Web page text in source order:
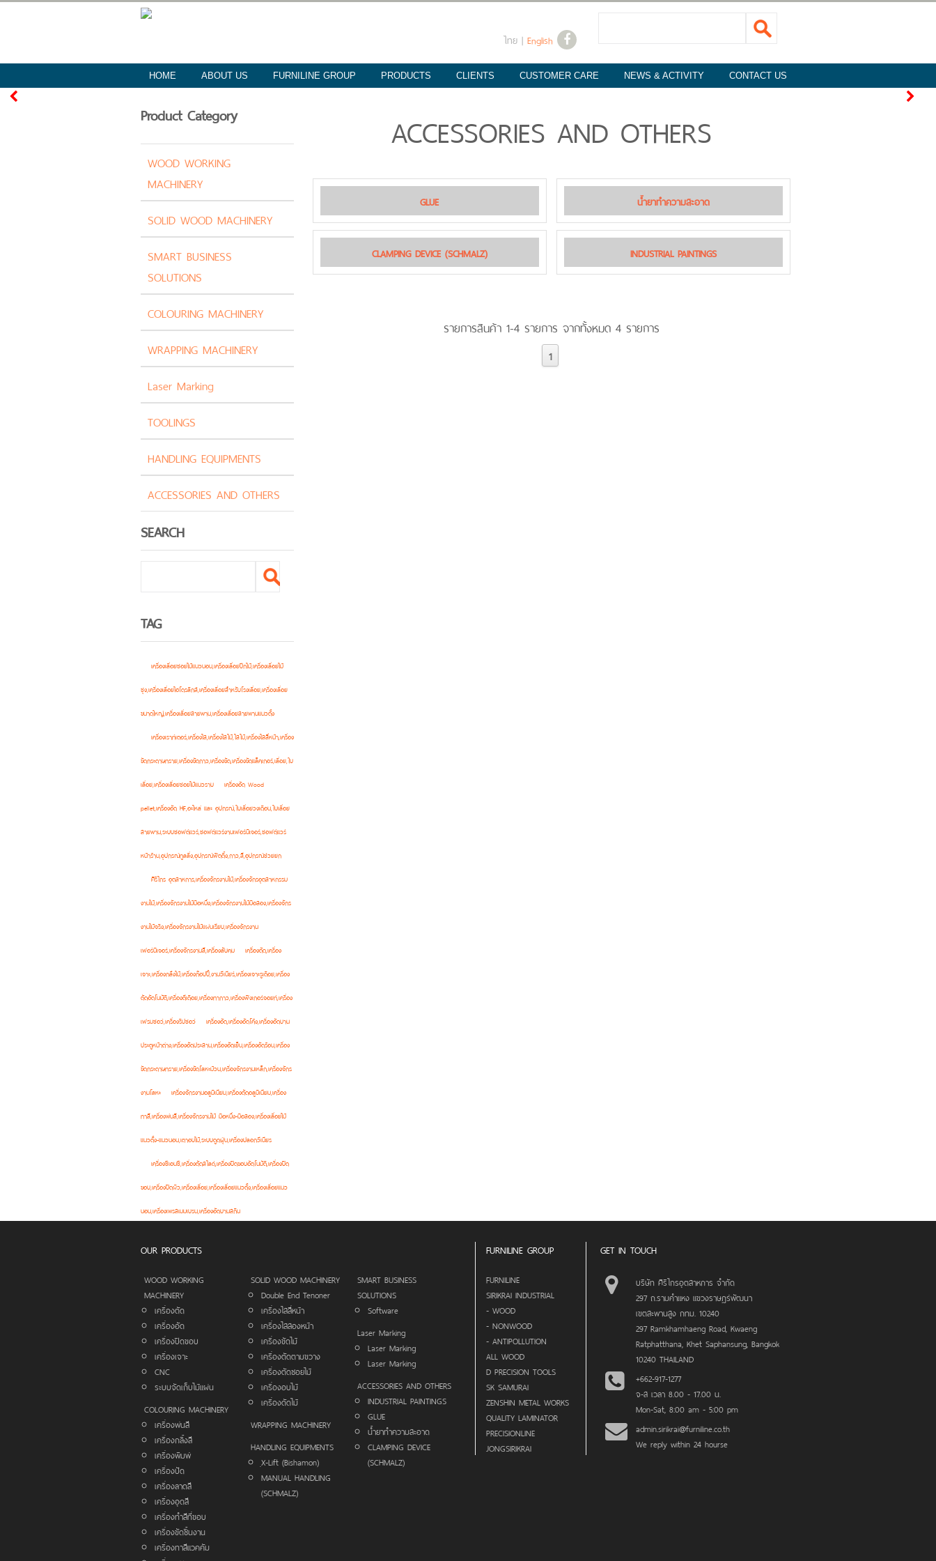
ไทย| English
HOME ABOUT US FURNILINE GROUP PRODUCTS CLIENTS CUSTOMER CARE NEWS & ACTIVITY CONTACT US
Product Category
WOOD WORKING
MACHINERY
SOLID WOOD MACHINERY
SMART BUSINESS
SOLUTIONS
COLOURING MACHINERY
WRAPPING MACHINERY
Laser Marking
TOOLINGS
HANDLING EQUIPMENTS
ACCESSORIES AND OTHERS
SEARCH
TAG
เครื่องเลื่อยซอยไม้แนวนอน,เครื่องเลื่อยปีกไม้,เครื่องเลื่อยไม้
ซุง,เครื่องเลื่อยไฮโดรลิกส์,เครื่องเลื่อยสำหรับโรงเลื่อย,เครื่องเลื่อย
ขนาดใหญ่,เครื่องเลื่อยสายพาน,เครื่องเลื่อยสายพานแนวตั้ง
เครื่องเราท์เตอร์,เครื่องไส,เครื่องไสไม้,ไสไม้,เครื่องไสสี่หน้า,เครื่อง
ขัดกระดาษทราย,เครื่องขัดกาว,เครื่องขัด,เครื่องขัดแล็คเกอร์,เลื่อย,ใบ
เลื่อย,เครื่องเลื่อยซอยไม้แนวราบ
เครื่องอัด Wood
pellet,เครื่องอัด HF,อะไหล่ และ อุปกรณ์,ใบเลื่อยวงเดือน,ใบเลื่อย
สายพาน,ระบบซอฟต์แวร์,ซอฟต์แวร์งานเฟอร์นิเจอร์,ซอฟต์แวร์
หน้าร้าน,อุปกรณ์ทูลลิ่ง,อุปกรณ์ฟิตติ้ง,กาว,สี,อุปกรณ์ช่วยยก
ศิริไกร อุตสาหการ,เครื่องจักรงานไม้,เครื่องจักรอุตสาหกรรม
งานไม้,เครื่องจักรงานไม้มือหนึ่ง,เครื่องจักรงานไม้มือสอง,เครื่องจักร
งานไม้จริง,เครื่องจักรงานไม้แผ่นเรียบ,เครื่องจักรงาน
เฟอร์นิเจอร์,เครื่องจักรงานสี,เครื่องลับคม
เครื่องตัด,เครื่อง
เจาะ,เครื่องกลึงไม้,เครื่องก๊อปปี้,งานวีเนียร์,เครื่องเจาะรูเดือย,เครื่อง
ตัดอัตโนมัติ,เครื่องตีเดือย,เครื่องทากาว,เครื่องฟิงเกอร์จอยท์,เครื่อง
เฟรมซอว์,เครื่องริปซอว์
เครื่องอัด,เครื่องอัดโค้ง,เครื่องอัดบาน
ประตูหน้าต่าง,เครื่องอัดประสาน,เครื่องอัดเย็น,เครื่องอัดร้อน,เครื่อง
ขัดกระดาษทราย,เครื่องขัดโลหะม้วน,เครื่องจักรงานเหล็ก,เครื่องจักร
งานโลหะ
เครื่องจักรงานอลูมิเนียม,เครื่องตัดอลูมิเนียม,เครื่อง
ทาสี,เครื่องพ่นสี,เครื่องจักรงานไม้ มือหนึ่ง-มือสอง,เครื่องเลื่อยไม้
แนวตั้ง-แนวนอน,เตาอบไม้,ระบบดูดฝุ่น,เครื่องปลอกวีเนียร
เครื่องซีเอนซี,เครื่องตัดสไลด์,เครื่องปิดขอบอัตโนมัติ,เครื่องปิด
ขอบ,เครื่องปิดผิว,เครื่องเลื่อย,เครื่องเลื่อยแนวตั้ง,เครื่องเลื่อยแนว
นอน,เครื่องเพรสเมมเบรน,เครื่องอัดบานสกิน
ACCESSORIES AND OTHERS
GLUE น้ำยาทำความสะอาด
CLAMPING DEVICE (SCHMALZ) INDUSTRIAL PAINTINGS
รายการสินค้า 1-4 รายการ จากทั้งหมด 4 รายการ
1
OUR PRODUCTS
WOOD WORKING
MACHINERY
เครื่องตัด
เครื่องอัด
เครื่องปิดขอบ
เครื่องเจาะ
CNC
ระบบจัดเก็บไม้แผ่น
COLOURING MACHINERY
เครื่องพ่นสี
เครื่องกลิ้งสี
เครื่องพิมพ์
เครื่องปัด
เครื่องลาดสี
เครื่องอุดสี
เครื่องทำสีที่ขอบ
เครื่องขัดชิ้นงาน
เครื่องทาสีแวคคัม
SOLID WOOD MACHINERY
Double End Tenoner
เครื่องไสสี่หน้า
เครื่องไสสองหน้า
เครื่องขัดไม้
เครื่องตัดตามขวาง
เครื่องตัดซอยไม้
เครื่องอบไม้
เครื่องดัดไม้
WRAPPING MACHINERY
HANDLING EQUIPMENTS
ฺX-Lift (Bishamon)
MANUAL HANDLING
(SCHMALZ)
SMART BUSINESS
SOLUTIONS
Software
Laser Marking
Laser Marking
Laser Marking
ACCESSORIES AND OTHERS
INDUSTRIAL PAINTINGS
GLUE
น้ำยาทำความสะอาด
CLAMPING DEVICE
(SCHMALZ)
FURNILINE GROUP
FURNILINE
SIRIKRAI INDUSTRIAL
- WOOD
- NONWOOD
- ANTIPOLLUTION
ALL WOOD
D PRECISION TOOLS
SK SAMURAI
ZENSHIN METAL WORKS
QUALITY LAMINATOR
PRECISIONLINE
JONGSIRIKRAI
GET IN TOUCH
บริษัท ศิริไกรอุตสาหการ จำกัด
297 ถ.รามคำแหง แขวงราษฎร์พัฒนา
เขตสะพานสูง กทม. 10240
297 Ramkhamhaeng Road, Kwaeng
Ratphatthana, Khet Saphansung, Bangkok
10240 THAILAND
+662-917-1277
จ-ส เวลา 8.00 - 17.00 น.
Mon-Sat, 8:00 am - 5:00 pm
admin.sirikrai@furniline.co.th
We reply within 24 hourse